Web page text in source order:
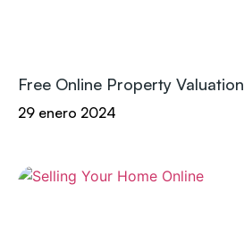
Free Online Property Valuation
29 enero 2024